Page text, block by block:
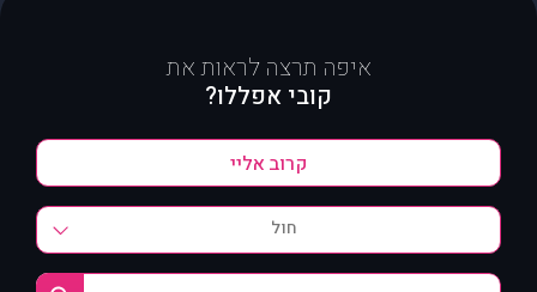
איפה תרצה לראות את
קובי אפללו?
חול